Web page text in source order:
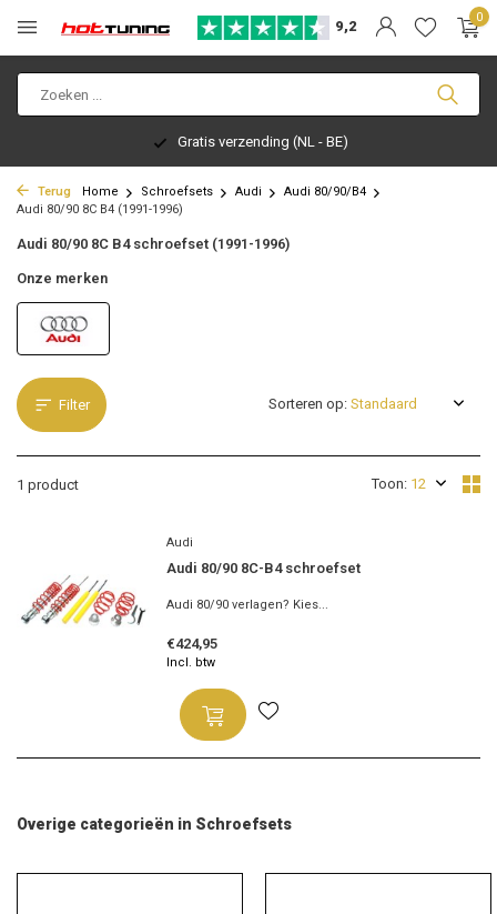
9,2
0
Gratis verzending (NL - BE)
Terug Home Schroefsets Audi
Audi 80/90/B4
Audi 80/90 8C B4 (1991-1996)
Audi 80/90 8C B4 schroefset (1991-1996)
Onze merken
Filter
1 product Toon:
Sorteren op:
Audi
Audi 80/90 8C-B4 schroefset
Audi 80/90 verlagen? Kies...
€424,95
Incl. btw
Overige categorieën in Schroefsets